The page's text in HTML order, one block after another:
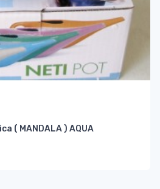
( MANDALA ) AQUA